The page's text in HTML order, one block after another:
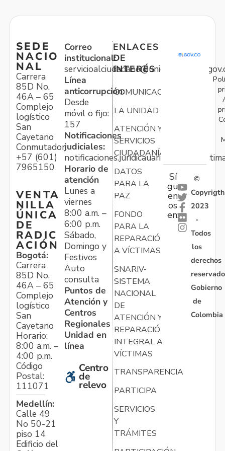
SEDE
NACIO
NAL
Carrera
85D No.
46A – 65
Complejo
logístico
San
Cayetano
Conmutador:
+57 (601)
7965150
VENTA
NILLA
ÚNICA
DE
RADIC
ACIÓN
Bogotá:
Carrera
85D No.
46A – 65
Complejo
logístico
San
Cayetano
Horario:
8:00 a.m. –
4:00 p.m.
Código
Postal:
111071
Medellín:
Calle 49
No 50-21
piso 14
Edificio del
Correo
institucional:
Línea
anticorrupción:
Desde
móvil o fijo:
157
Notificaciones
judiciales:
Horario de
atención
Lunes a
viernes
8:00 a.m. –
6:00 p.m.
Sábado,
Domingo y
Festivos
Auto
consulta
Puntos de
Atención y
Centros
Regionales
Unidad en
línea
Centro
de
relevo
ENLACES
DE
INTERÉS
COMUNICACIONES
LA UNIDAD
ATENCIÓN Y
SERVICIOS
CIUDADANÍA
DATOS
PARA LA
PAZ
FONDO
PARA LA
REPARACIÓN
A VÍCTIMAS
SNARIV-
SISTEMA
NACIONAL
DE
ATENCIÓN Y
REPARACIÓN
INTEGRAL A
VÍCTIMAS
TRANSPARENCIA
PARTICIPA
SERVICIOS
Y
TRÁMITES
Sí
gu
en
os
en:
©
Copyrigth
2023
-
Todos
los
derechos
Gobierno
de
Colombia